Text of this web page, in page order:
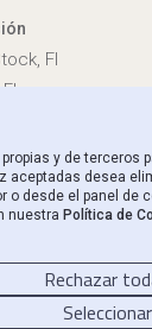
FI
y de terceros
aceptadas desea
o desde el panel de
nuestra Política de
Rechazar
Seleccionar